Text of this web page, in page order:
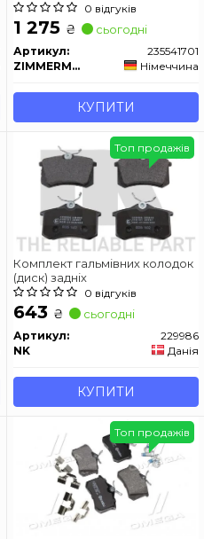
0 відгуків
1 275 ₴ сьогодні
Артикул:
235541701
ZIMMERMANN
Німеччина
КУПИТИ
Комплект гальмівних колодок
(диск) задніх
0 відгуків
643 ₴ сьогодні
Артикул:
229986
NK
Данія
КУПИТИ
Топ продажів
Топ продажів